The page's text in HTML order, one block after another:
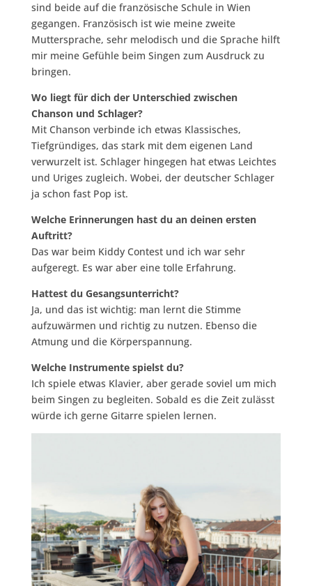
sind beide auf die französische Schule in Wien
gegangen. Französisch ist wie meine zweite
Muttersprache, sehr melodisch und die Sprache hilft
mir meine Gefühle beim Singen zum Ausdruck zu
bringen.
Wo liegt für dich der Unterschied zwischen
Chanson und Schlager?
Mit Chanson verbinde ich etwas Klassisches,
Tiefgründiges, das stark mit dem eigenen Land
verwurzelt ist. Schlager hingegen hat etwas Leichtes
und Uriges zugleich. Wobei, der deutscher Schlager
ja schon fast Pop ist.
Welche Erinnerungen hast du an deinen ersten
Auftritt?
Das war beim Kiddy Contest und ich war sehr
aufgeregt. Es war aber eine tolle Erfahrung.
Hattest du Gesangsunterricht?
Ja, und das ist wichtig: man lernt die Stimme
aufzuwärmen und richtig zu nutzen. Ebenso die
Atmung und die Körperspannung.
Welche Instrumente spielst du?
Ich spiele etwas Klavier, aber gerade soviel um mich
beim Singen zu begleiten. Sobald es die Zeit zulässt
würde ich gerne Gitarre spielen lernen.